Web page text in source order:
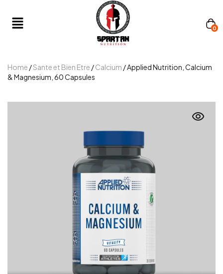
0
Home /Sante et Bien Etre /Calcium / Applied Nutrition, Calcium
& Magnesium, 60 Capsules